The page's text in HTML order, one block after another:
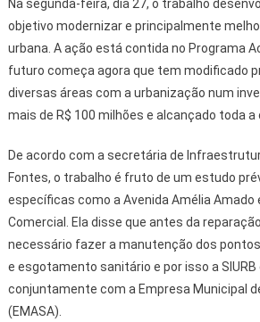
Na segunda-feira, dia 27, o trabalho
objetivo modernizar e principalmente
urbana. A ação está contida no Programa
futuro começa agora que tem modificado
diversas áreas com a urbanização num
mais de R$ 100 milhões e alcançado toda a
De acordo com a secretária de
Fontes, o trabalho é fruto de um estudo
específicas como a Avenida Amélia Amado
Comercial. Ela disse que antes da
necessário fazer a manutenção dos
e esgotamento sanitário e por isso a
conjuntamente com a Empresa Municipal
(EMASA).